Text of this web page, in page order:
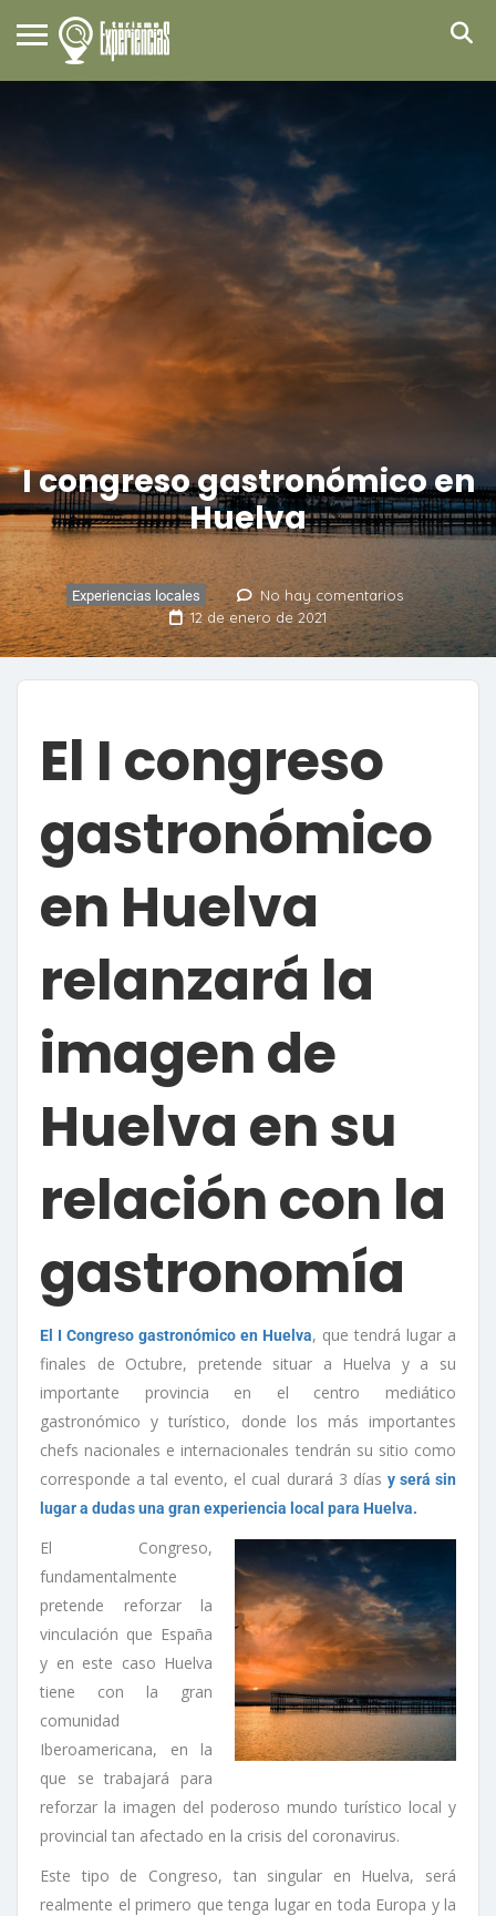
I congreso gastronómico en
Huelva
Experiencias locales
No hay comentarios
12 de enero de 2021
El I congreso
gastronómico
en Huelva
relanzará la
imagen de
Huelva en su
relación con la
gastronomía
El I Congreso gastronómico en Huelva, que tendrá lugar a
finales de Octubre, pretende situar a Huelva y a su
importante provincia en el centro mediático
gastronómico y turístico, donde los más importantes
chefs nacionales e internacionales tendrán su sitio como
corresponde a tal evento, el cual durará 3 días y será sin
lugar a dudas una gran experiencia local para Huelva.
El Congreso,
fundamentalmente
pretende reforzar la
vinculación que España
y en este caso Huelva
tiene con la gran
comunidad
Iberoamericana, en la
que se trabajará para
reforzar la imagen del poderoso mundo turístico local y
provincial tan afectado en la crisis del coronavirus.
Este tipo de Congreso, tan singular en Huelva, será
realmente el primero que tenga lugar en toda Europa y la